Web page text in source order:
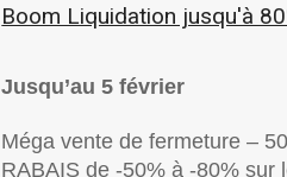
Boom Liquidation jusqu'à
Jusqu’au 5 février
Méga vente de fermeture –
RABAIS de -50% à -80% sur